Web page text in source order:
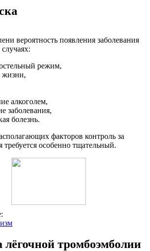
вероятность появления заболевания
режим,
жизни,
алкоголем,
заболевания,
болезнь.
факторов контроль за
требуется особенно тщательный.
лёгочной тромбоэмболии